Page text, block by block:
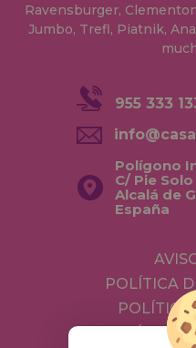
Ravensburger,
Jumbo, Trefl, Piatnik,
955 333
Polígono
C/ Pie
Alcalá de
España
POLÍTICA
POLÍTICA
ENVÍOS Y